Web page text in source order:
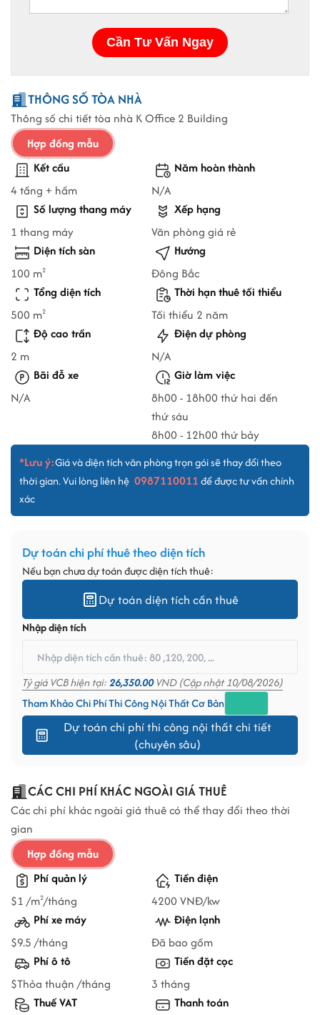
THÔNG SỐ TÒA NHÀ
Thông số chi tiết tòa nhà K Office 2 Building
Hợp đồng mẫu
Kết cấu
4 tầng + hầm
Năm hoàn thành
N/A
Số lượng thang máy
1 thang máy
Xếp hạng
Văn phòng giá rẻ
Diện tích sàn
100 m2
Hướng
Đông Bắc
Tổng diện tích
500 m2
Thời hạn thuê tối thiểu
Tối thiểu 2 năm
Độ cao trần
2 m
Điện dự phòng
N/A
Bãi đỗ xe
N/A
Giờ làm việc
8h00 - 18h00 thứ hai đến
thứ sáu
8h00 - 12h00 thứ bảy
*Lưu ý:Giá và diện tích văn phòng trọn gói sẽ thay đổi theo
thời gian. Vui lòng liên hệ 0987110011để được tư vấn chính
xác
Dự toán chi phí thuê theo diện tích
Nếu bạn chưa dự toán được diện tích thuê:
Dự toán diện tích cần thuê
Nhập diện tích
Tỷ giá VCB hiện tại:26,350.00VND (Cập nhật 10/08/2026)
Tham Khảo Chi Phí Thi Công Nội Thất Cơ Bản
Dự toán chi phí thi công nội thất chi tiết
(chuyên sâu)
CÁC CHI PHÍ KHÁC NGOÀI GIÁ THUÊ
Các chi phí khác ngoài giá thuê có thể thay đổi theo thời
gian
Hợp đồng mẫu
Phí quản lý
$1 /m2/tháng
Tiền điện
4200 VNĐ/kw
Phí xe máy
$9.5 /tháng
Điện lạnh
Đã bao gồm
Phí ô tô
$Thỏa thuận /tháng
Tiền đặt cọc
3 tháng
Thuế VAT
Thanh toán